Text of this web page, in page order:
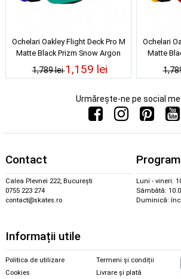
Ochelari Oakley Flight Deck Pro M
Matte Black Prizm Snow Argon
Iridium 25/26
1,789 lei1,159 lei
Ochelari
Matte
Urmărește-ne pe social
Contact
Calea Plevnei 222, București
0755 223 274
contact@skates.ro
Program
Luni - vineri:
Sâmbătă:
Duminică:
Informații utile
Politica de utilizare
Cookies
Termeni și condiții
Livrare și plată